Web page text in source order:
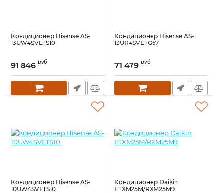
Кондиционер Hisense AS-
13UW4SVETS10
91 846 руб
Кондиционер Hisense AS-
13UR4SVETG67
71 479 руб
Кондиционер Hisense AS-
10UW4SVETS10
Кондиционер Daikin
FTXM25M/RXM25M9